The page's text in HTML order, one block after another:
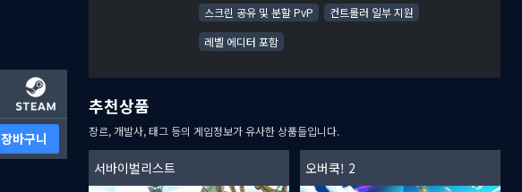
장바구니
스크린 공유 및 분할 PvP
컨트롤러 일부 지원
레벨 에디터 포함
추천상품
장르, 개발사, 태그 등의 게임정보가 유사한 상품들입니다.
서바이벌리스트 오버쿡! 2